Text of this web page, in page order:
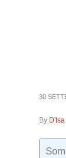
30
By D'Isa